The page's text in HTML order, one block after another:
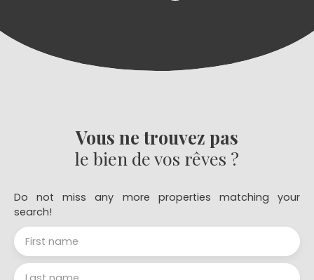
Vous ne trouvez pas
le bien de vos rêves ?
Do not miss any more properties matching your
search!
First name